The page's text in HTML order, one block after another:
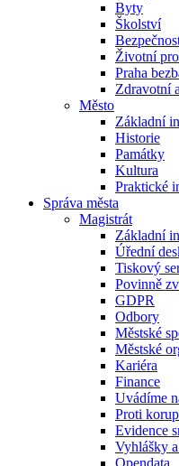
Byty
Školství
Životní
Praha
Zdravotní
Město
Základní
Historie
Památky
Kultura
Praktické
Správa města
Magistrát
Základní
Úřední
Tiskový
Povinně
GDPR
Odbory
Městské
Městské
Kariéra
Finance
Uvádíme
Proti
Evidence
Vyhlášky
Opendata